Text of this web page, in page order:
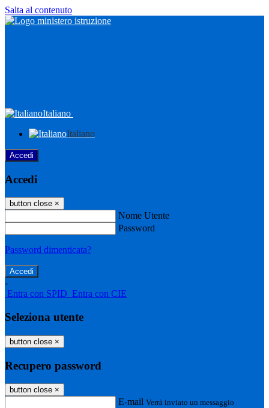
Salta al contenuto
Italiano
Italiano
Accedi
Accedi
button close ×
Nome Utente
Password
Password dimenticata?
-
Entra con SPID Entra con CIE
Seleziona utente
button close ×
Recupero password
button close ×
E-mail Verrà inviato un messaggio